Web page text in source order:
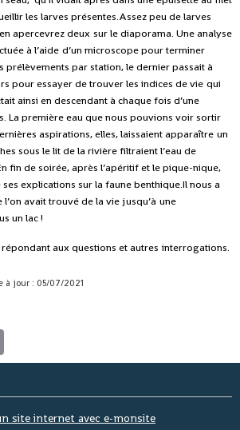
les larves présentes.Assez peu de larves
apercevrez deux sur le diaporama. Une analyse
à l’aide d’un microscope pour terminer
prélèvements par station, le dernier passait à
pour essayer de trouver les indices de vie qui
ainsi en descendant à chaque fois d’une
La première eau que nous pouvions voir sortir
aspirations, elles, laissaient apparaître un
sous le lit de la rivière filtraient l’eau de
fin de soirée, après l’apéritif et le pique-nique,
explications sur la faune benthique.Il nous a
avait trouvé de la vie jusqu’à une
un lac !
aux questions et autres interrogations.
à jour : 05/07/2021
site internet avec e-monsite